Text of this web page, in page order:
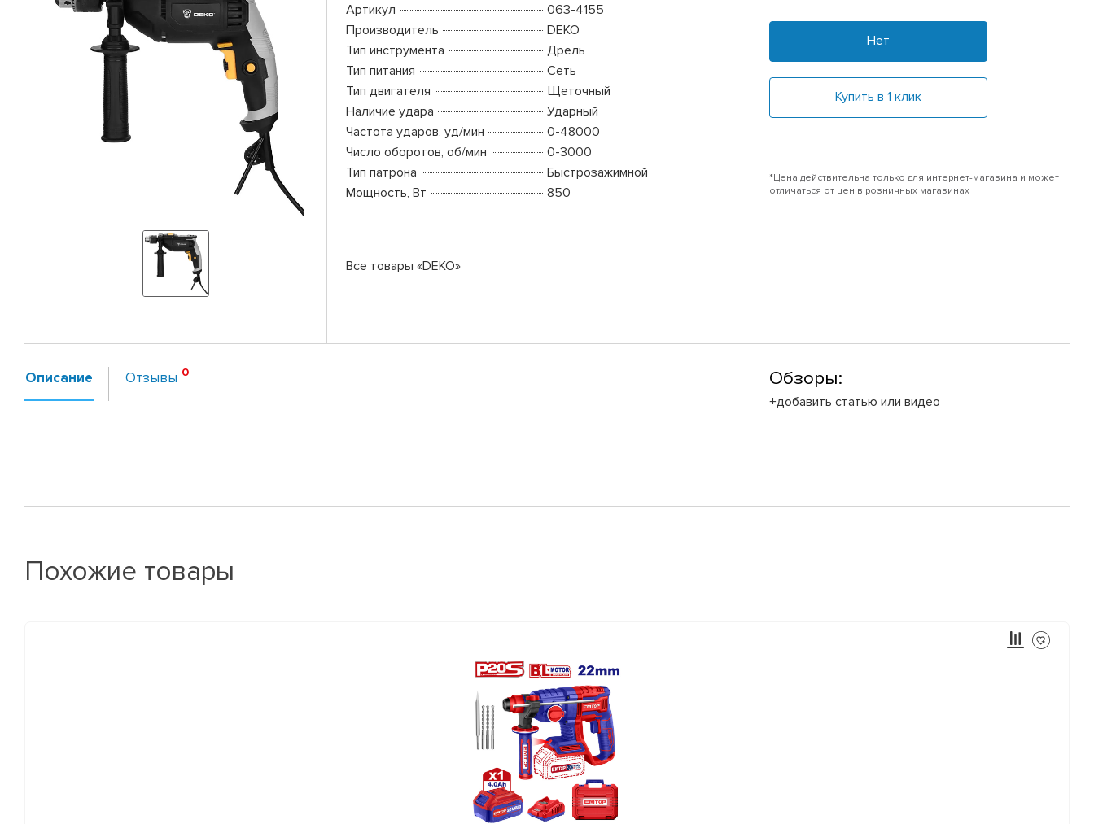
Артикул
063-4155
Производитель
DEKO
Тип инструмента
Дрель
Тип питания
Сеть
Тип двигателя
Щеточный
Наличие удара
Ударный
Частота ударов, уд/мин
0-48000
Число оборотов, об/мин
0-3000
Тип патрона
Быстрозажимной
Мощность, Вт
850
Все товары «DEKO»
Нет
Купить в 1 клик
*Цена действительна только для интернет-магазина и может
отличаться от цен в розничных магазинах
Описание Отзывы Обзоры:
+добавить статью или видео
Похожие товары